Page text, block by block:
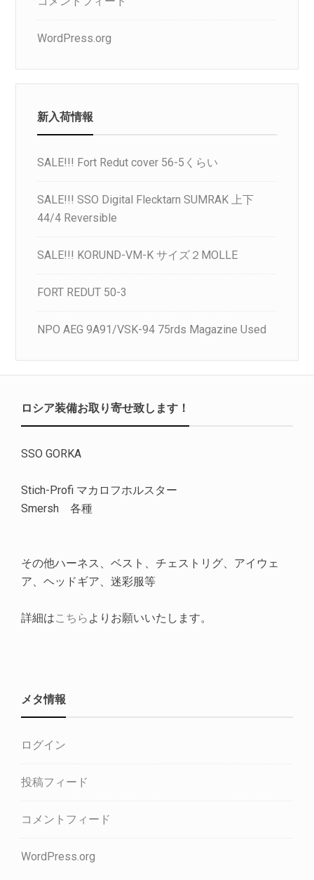
WordPress.org
新入荷情報
SALE!!! Fort Redut cover 56-5くらい
SALE!!! SSO Digital Flecktarn SUMRAK 上下
44/4 Reversible
SALE!!! KORUND-VM-K サイズ２MOLLE
FORT REDUT 50-3
NPO AEG 9A91/VSK-94 75rds Magazine Used
ロシア装備お取り寄せ致します！
SSO GORKA
Stich-Profi マカロフホルスター
Smersh 各種
その他ハーネス、ベスト、チェストリグ、アイウェ
ア、ヘッドギア、迷彩服等
詳細はこちら よりお願いいたします。
メタ情報
ログイン
投稿フィード
コメントフィード
WordPress.org